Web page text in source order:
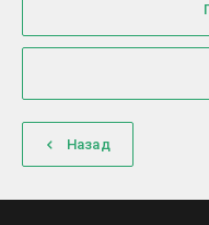
Назад